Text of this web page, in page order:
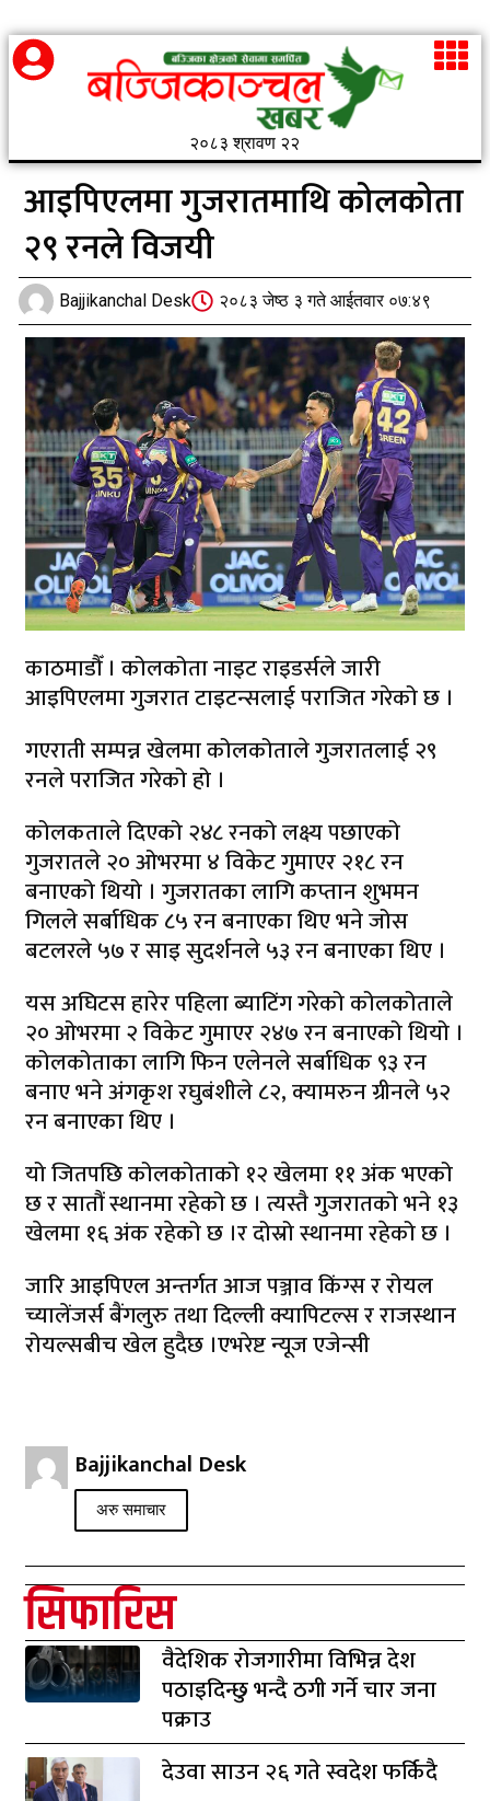
२०८३ श्रावण २२
आइपिएलमा गुजरातमाथि कोलकोता
२९ रनले विजयी
Bajjikanchal Desk २०८३ जेष्ठ ३ गते आईतवार ०७:४९
काठमाडौँ । कोलकोता नाइट राइडर्सले जारी
आइपिएलमा गुजरात टाइटन्सलाई पराजित गरेको छ ।
गएराती सम्पन्न खेलमा कोलकोताले गुजरातलाई २९
रनले पराजित गरेको हो ।
कोलकताले दिएको २४८ रनको लक्ष्य पछाएको
गुजरातले २० ओभरमा ४ विकेट गुमाएर २१८ रन
बनाएको थियो । गुजरातका लागि कप्तान शुभमन
गिलले सर्बाधिक ८५ रन बनाएका थिए भने जोस
बटलरले ५७ र साइ सुदर्शनले ५३ रन बनाएका थिए ।
यस अघिटस हारेर पहिला ब्याटिंग गरेको कोलकोताले
२० ओभरमा २ विकेट गुमाएर २४७ रन बनाएको थियो ।
कोलकोताका लागि फिन एलेनले सर्बाधिक ९३ रन
बनाए भने अंगकृश रघुबंशीले ८२, क्यामरुन ग्रीनले ५२
रन बनाएका थिए ।
यो जितपछि कोलकोताको १२ खेलमा ११ अंक भएको
छ र सातौं स्थानमा रहेको छ । त्यस्तै गुजरातको भने १३
खेलमा १६ अंक रहेको छ ।र दोस्रो स्थानमा रहेको छ ।
जारि आइपिएल अन्तर्गत आज पञ्जाव किंग्स र रोयल
च्यालेंजर्स बैंगलुरु तथा दिल्ली क्यापिटल्स र राजस्थान
रोयल्सबीच खेल हुदैछ ।एभरेष्ट न्यूज एजेन्सी
Bajjikanchal Desk
अरु समाचार
सिफारिस
वैदेशिक रोजगारीमा विभिन्न देश
पठाइदिन्छु भन्दै ठगी गर्ने चार जना
पक्राउ
देउवा साउन २६ गते स्वदेश फर्किदै